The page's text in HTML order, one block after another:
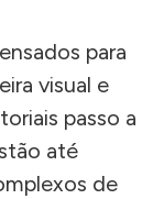
para
visual e
passo a
até
de